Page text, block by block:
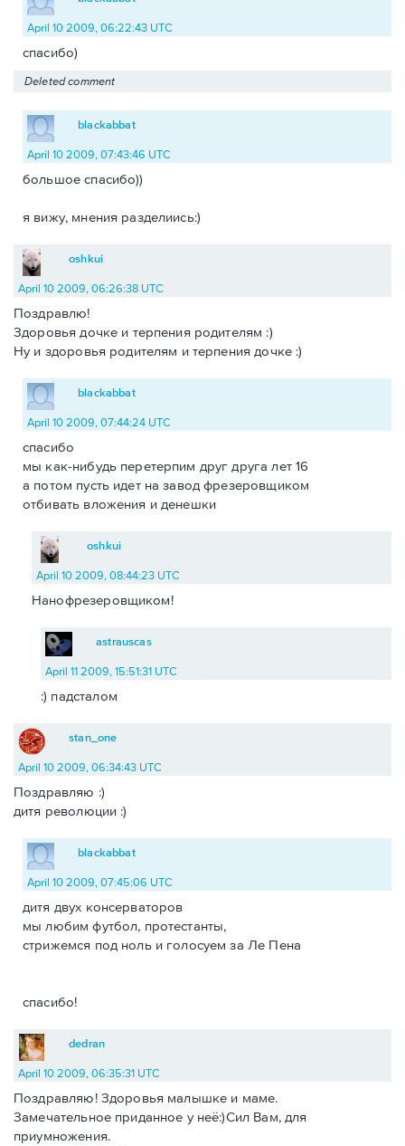
April 10 2009, 06:22:43 UTC
спасибо)
Deleted comment
blackabbat
April 10 2009, 07:43:46 UTC
большое спасибо))
я вижу, мнения разделиись:)
oshkui
April 10 2009, 06:26:38 UTC
Поздравлю!
Здоровья дочке и терпения родителям :)
Ну и здоровья родителям и терпения дочке :)
blackabbat
April 10 2009, 07:44:24 UTC
спасибо
мы как-нибудь перетерпим друг друга лет 16
а потом пусть идет на завод фрезеровщиком
отбивать вложения и денешки
oshkui
April 10 2009, 08:44:23 UTC
Нанофрезеровщиком!
astrauscas
April 11 2009, 15:51:31 UTC
:) падсталом
stan_one
April 10 2009, 06:34:43 UTC
Поздравляю :)
дитя революции :)
blackabbat
April 10 2009, 07:45:06 UTC
дитя двух консерваторов
мы любим футбол, протестанты,
стрижемся под ноль и голосуем за Ле Пена
спасибо!
dedran
April 10 2009, 06:35:31 UTC
Поздравляю! Здоровья малышке и маме.
Замечательное приданное у неё:)Сил Вам, для
приумножения.